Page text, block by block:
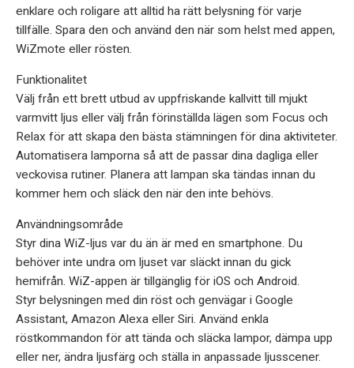
enklare och roligare att alltid ha rätt belysning för varje
tillfälle. Spara den och använd den när som helst med appen,
WiZmote eller rösten.
Funktionalitet
Välj från ett brett utbud av uppfriskande kallvitt till mjukt
varmvitt ljus eller välj från förinställda lägen som Focus och
Relax för att skapa den bästa stämningen för dina aktiviteter.
Automatisera lamporna så att de passar dina dagliga eller
veckovisa rutiner. Planera att lampan ska tändas innan du
kommer hem och släck den när den inte behövs.
Användningsområde
Styr dina WiZ-ljus var du än är med en smartphone. Du
behöver inte undra om ljuset var släckt innan du gick
hemifrån. WiZ-appen är tillgänglig för iOS och Android.
Styr belysningen med din röst och genvägar i Google
Assistant, Amazon Alexa eller Siri. Använd enkla
röstkommandon för att tända och släcka lampor, dämpa upp
eller ner, ändra ljusfärg och ställa in anpassade ljusscener.